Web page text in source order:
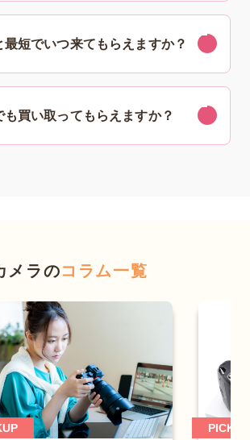
最短でいつ来てもらえますか？
も買い取ってもらえますか？
メラのコラム一覧